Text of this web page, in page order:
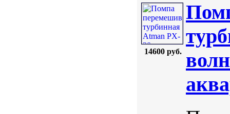
14600 руб.